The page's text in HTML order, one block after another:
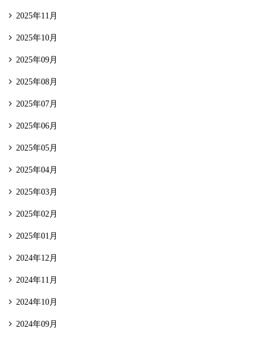
2025年11月
2025年10月
2025年09月
2025年08月
2025年07月
2025年06月
2025年05月
2025年04月
2025年03月
2025年02月
2025年01月
2024年12月
2024年11月
2024年10月
2024年09月